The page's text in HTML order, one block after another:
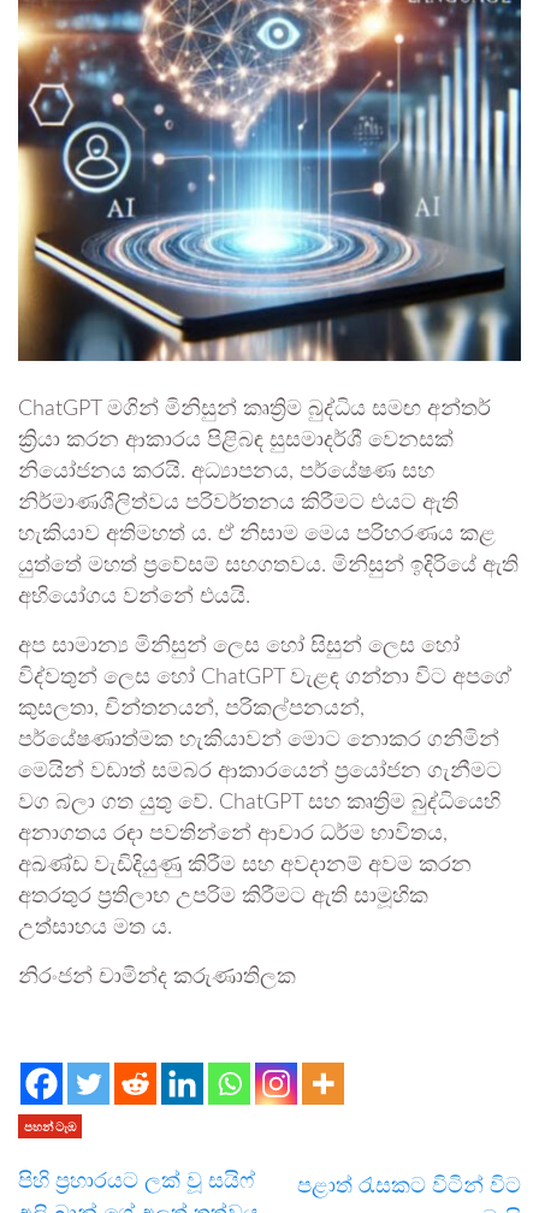
ChatGPT මගින් මිනිසුන් කෘත්‍රිම බුද්ධිය සමඟ අන්තර්
ක්‍රියා කරන ආකාරය පිළිබඳ සුසමාදර්ශී වෙනසක්
නියෝජනය කරයි. අධ්‍යාපනය, පර්යේෂණ සහ
නිර්මාණශීලිත්වය පරිවර්තනය කිරීමට එයට ඇති
හැකියාව අතිමහත් ය. ඒ නිසාම මෙය පරිහරණය කළ
යුත්තේ මහත් ප්‍රවේසම් සහගතවය. මිනිසුන් ඉදිරියේ ඇති
අභියෝගය වන්නේ එයයි.
අප සාමාන්‍ය මිනිසුන් ලෙස හෝ සිසුන් ලෙස හෝ
විද්වතුන් ලෙස හෝ ChatGPT වැළඳ ගන්නා විට අපගේ
කුසලතා, චින්තනයන්, පරිකල්පනයන්,
පර්යේෂණාත්මක හැකියාවන් මොට නොකර ගනිමින්
මෙයින් වඩාත් සමබර ආකාරයෙන් ප්‍රයෝජන ගැනීමට
වග බලා ගත යුතු වේ. ChatGPT සහ කෘත්‍රිම බුද්ධියෙහි
අනාගතය රඳා පවතින්නේ ආචාර ධර්ම භාවිතය,
අඛණ්ඩ වැඩිදියුණු කිරීම සහ අවදානම් අවම කරන
අතරතුර ප්‍රතිලාභ උපරිම කිරීමට ඇති සාමූහික
උත්සාහය මත ය.
නිරංජන් චාමින්ද කරුණාතිලක
පහන් ටැඹ
පිහි ප්‍රහාරයට ලක් වූ සයිෆ්
පළාත් රැසකට විටින් විට